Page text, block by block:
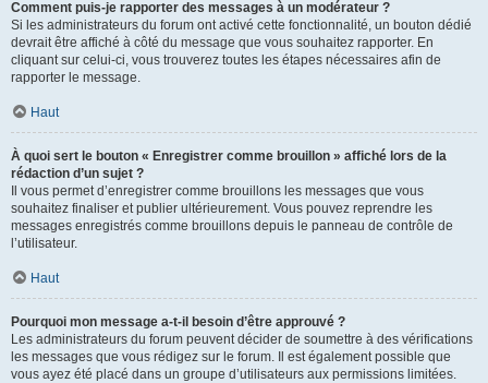
Comment puis-je rapporter des messages à un modérateur ?
Si les administrateurs du forum ont activé cette fonctionnalité, un bouton dédié
devrait être affiché à côté du message que vous souhaitez rapporter. En
cliquant sur celui-ci, vous trouverez toutes les étapes nécessaires afin de
rapporter le message.
Haut
À quoi sert le bouton « Enregistrer comme brouillon » affiché lors de la
rédaction d’un sujet ?
Il vous permet d’enregistrer comme brouillons les messages que vous
souhaitez finaliser et publier ultérieurement. Vous pouvez reprendre les
messages enregistrés comme brouillons depuis le panneau de contrôle de
l’utilisateur.
Haut
Pourquoi mon message a-t-il besoin d’être approuvé ?
Les administrateurs du forum peuvent décider de soumettre à des vérifications
les messages que vous rédigez sur le forum. Il est également possible que
vous ayez été placé dans un groupe d’utilisateurs aux permissions limitées.